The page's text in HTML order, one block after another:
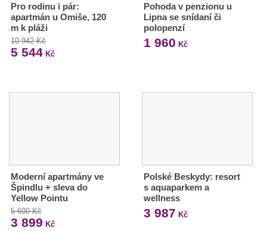
Pro rodinu i pár:
apartmán u Omiše, 120
m k pláži
10 942 Kč
5 544 Kč
Pohoda v penzionu u
Lipna se snídaní či
polopenzí
1 960 Kč
Moderní apartmány ve
Špindlu + sleva do
Yellow Pointu
5 600 Kč
3 899 Kč
Polské Beskydy: resort
s aquaparkem a
wellness
3 987 Kč